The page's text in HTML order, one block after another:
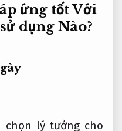
ứng tốt Với
dụng Nào?
chọn lý tưởng cho